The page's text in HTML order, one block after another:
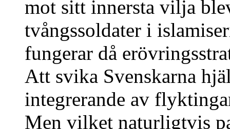
mot sitt innersta vilja
tvångssoldater i
fungerar då
Att svika Svenskarna
integrerande av
Men vilket naturligtvis